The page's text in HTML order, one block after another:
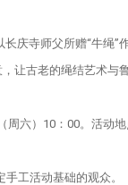
庆寺师父所赠“牛绳
让古老的绳结艺术与
周六）10：00。活动
工活动基础的观众。